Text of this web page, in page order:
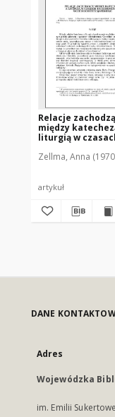
Relacje
między
liturgią w
Zellma, Anna
artykuł
DANE
Adres
Wojewódzka
im. Emilii